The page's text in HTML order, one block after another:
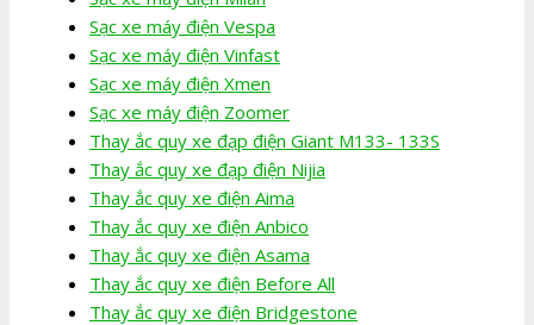
Sạc xe máy điện Vespa
Sạc xe máy điện Vinfast
Sạc xe máy điện Xmen
Sạc xe máy điện Zoomer
Thay ắc quy xe đạp điện Giant M133- 133S
Thay ắc quy xe đạp điện Nijia
Thay ắc quy xe điện Aima
Thay ắc quy xe điện Anbico
Thay ắc quy xe điện Asama
Thay ắc quy xe điện Before All
Thay ắc quy xe điện Bridgestone